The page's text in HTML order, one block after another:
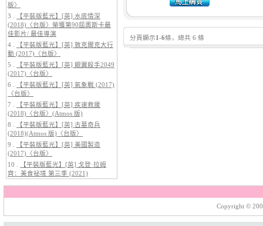
4.【平裝版藍光】[英] 穿著PRADA
的惡魔 2 (2026)[台版字幕]
【平裝版藍光】[英] 阿凡達：水
之道 (2022)〈台版〉
版〉
3 .
【平裝版藍光】[英] 水底情深
(2018)〈台版〉榮獲第90屆奧斯卡最
佳影片/ 最佳導演
4 .
【平裝版藍光】[英] 敦克爾克大行
動 (2017)〈台版〉
5 .
【平裝版藍光】[英] 銀翼殺手2049
(2017)〈台版〉
6 .
【平裝版藍光】[英] 氣象戰 (2017)
〈台版〉
7 .
【平裝版藍光】[英] 疾速救援
(2018)〈台版〉(Atmos 版)
8 .
【平裝版藍光】[英] 古墓奇兵
(2018)(Atmos 版)〈台版〉
9 .
【平裝版藍光】[英] 美國製造
(2017)〈台版〉
10 .
【平裝版藍光】[英] 戈登·拉姆
齊：美食祕境 第三季 (2021)
分頁顯示1 -6條，總共 6 條
Copyright ©